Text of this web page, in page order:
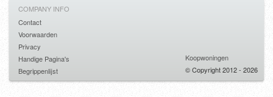
COMPANY INFO
Contact
Voorwaarden
Privacy
Handige Pagina's
Begrippenlijst
Koopwoningen
© Copyright 2012 - 2026